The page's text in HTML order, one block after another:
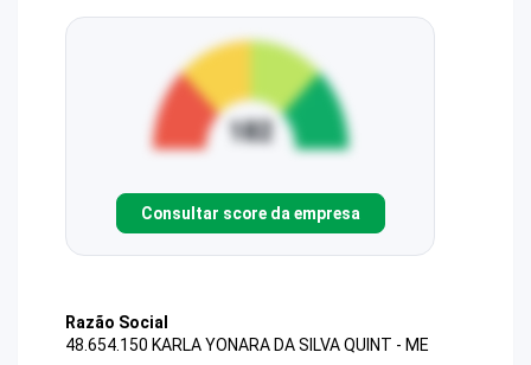
Consultar score da empresa
Razão Social
48.654.150 KARLA YONARA DA SILVA QUINT - ME